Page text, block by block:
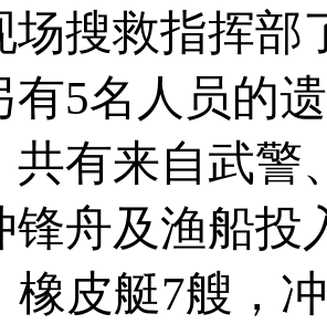
场搜救指挥部
有5名人员的
来自武警、
锋舟及渔船投
橡皮艇7艘，